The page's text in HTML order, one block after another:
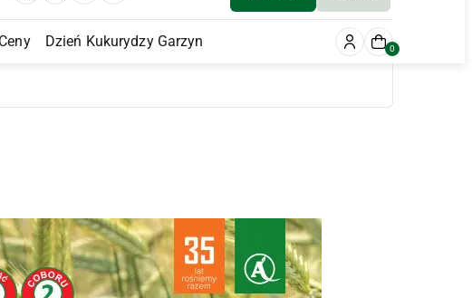
Ceny Dzień Kukurydzy Garzyn 0